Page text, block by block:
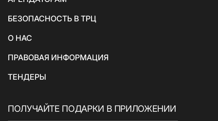
Товары для спорта и отдыха
Электроника, книги и бытовая техника
Товары для дома
Подарки и сувениры
БЕЗОПАСНОСТЬ В ТРЦ
О НАС
ПРАВОВАЯ ИНФОРМАЦИЯ
ТЕНДЕРЫ
ПОЛУЧАЙТЕ ПОДАРКИ В ПРИЛОЖЕНИИ